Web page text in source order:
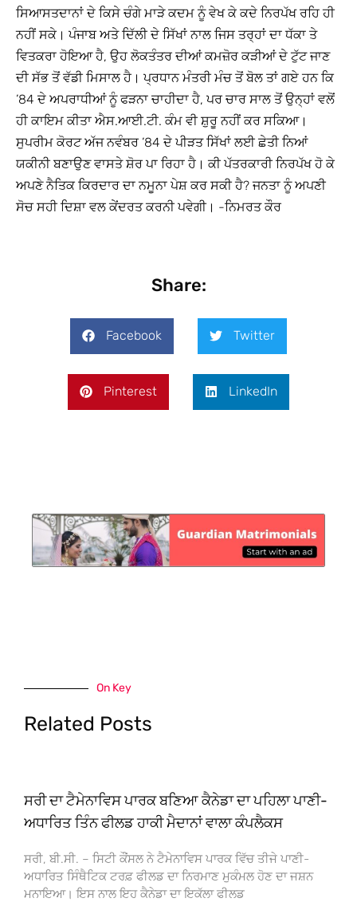
ਸਿਆਸਤਦਾਨਾਂ ਦੇ ਕਿਸੇ ਚੰਗੇ ਮਾੜੇ ਕਦਮ ਨੂੰ ਵੇਖ ਕੇ ਕਦੇ ਨਿਰਪੱਖ ਰਹਿ ਹੀ
ਨਹੀਂ ਸਕੇ। ਪੰਜਾਬ ਅਤੇ ਦਿੱਲੀ ਦੇ ਸਿੱਖਾਂ ਨਾਲ ਜਿਸ ਤਰ੍ਹਾਂ ਦਾ ਧੱਕਾ ਤੇ
ਵਿਤਕਰਾ ਹੋਇਆ ਹੈ, ਉਹ ਲੋਕਤੰਤਰ ਦੀਆਂ ਕਮਜ਼ੋਰ ਕੜੀਆਂ ਦੇ ਟੁੱਟ ਜਾਣ
ਦੀ ਸੱਭ ਤੋਂ ਵੱਡੀ ਮਿਸਾਲ ਹੈ। ਪ੍ਰਧਾਨ ਮੰਤਰੀ ਮੰਚ ਤੋਂ ਬੋਲ ਤਾਂ ਗਏ ਹਨ ਕਿ
’84 ਦੇ ਅਪਰਾਧੀਆਂ ਨੂੰ ਫੜਨਾ ਚਾਹੀਦਾ ਹੈ, ਪਰ ਚਾਰ ਸਾਲ ਤੋਂ ਉਨ੍ਹਾਂ ਵਲੋਂ
ਹੀ ਕਾਇਮ ਕੀਤਾ ਐਸ.ਆਈ.ਟੀ. ਕੰਮ ਵੀ ਸ਼ੁਰੂ ਨਹੀਂ ਕਰ ਸਕਿਆ।
ਸੁਪਰੀਮ ਕੋਰਟ ਅੱਜ ਨਵੰਬਰ ’84 ਦੇ ਪੀੜਤ ਸਿੱਖਾਂ ਲਈ ਛੇਤੀ ਨਿਆਂ
ਯਕੀਨੀ ਬਣਾਉਣ ਵਾਸਤੇ ਸ਼ੋਰ ਪਾ ਰਿਹਾ ਹੈ। ਕੀ ਪੱਤਰਕਾਰੀ ਨਿਰਪੱਖ ਹੋ ਕੇ
ਅਪਣੇ ਨੈਤਿਕ ਕਿਰਦਾਰ ਦਾ ਨਮੂਨਾ ਪੇਸ਼ ਕਰ ਸਕੀ ਹੈ? ਜਨਤਾ ਨੂੰ ਅਪਣੀ
ਸੋਚ ਸਹੀ ਦਿਸ਼ਾ ਵਲ ਕੇਂਦਰਤ ਕਰਨੀ ਪਵੇਗੀ। -ਨਿਮਰਤ ਕੌਰ
Share:
Facebook Twitter
Pinterest LinkedIn
On Key
Related Posts
ਸਰੀ ਦਾ ਟੈਮੇਨਾਵਿਸ ਪਾਰਕ ਬਣਿਆ ਕੈਨੇਡਾ ਦਾ ਪਹਿਲਾ ਪਾਣੀ-
ਅਧਾਰਿਤ ਤਿੰਨ ਫੀਲਡ ਹਾਕੀ ਮੈਦਾਨਾਂ ਵਾਲਾ ਕੰਪਲੈਕਸ
ਸਰੀ, ਬੀ.ਸੀ. – ਸਿਟੀ ਕੌਂਸਲ ਨੇ ਟੈਮੇਨਾਵਿਸ ਪਾਰਕ ਵਿੱਚ ਤੀਜੇ ਪਾਣੀ-
ਅਧਾਰਿਤ ਸਿੰਥੈਟਿਕ ਟਰਫ਼ ਫੀਲਡ ਦਾ ਨਿਰਮਾਣ ਮੁਕੰਮਲ ਹੋਣ ਦਾ ਜਸ਼ਨ
ਮਨਾਇਆ। ਇਸ ਨਾਲ ਇਹ ਕੈਨੇਡਾ ਦਾ ਇਕੱਲਾ ਫੀਲਡ